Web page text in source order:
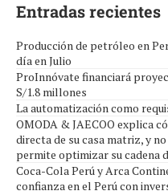
Entradas recientes
Producción de petróleo en
día en Julio
ProInnóvate financiará
S/1.8 millones
La automatización como
OMODA & JAECOO explica
directa de su casa matriz, y
permite optimizar su cadena
Coca-Cola Perú y Arca
confianza en el Perú con